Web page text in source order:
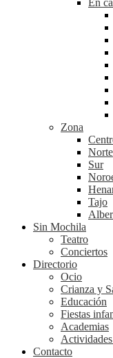
En
Zona
Norte
Sur
Tajo
Sin Mochila
Teatro
Conciertos
Directorio
Ocio
Crianza y
Educación
Fiestas
Academias
Contacto